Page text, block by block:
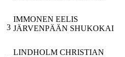
3
IMMONEN EELIS
JÄRVENPÄÄN SHUKOKAI
LINDHOLM CHRISTIAN